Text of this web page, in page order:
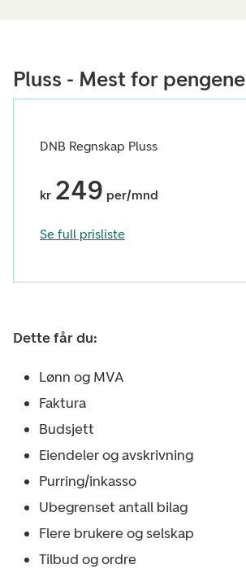
Pluss - Mest for pengene
DNB Regnskap Pluss
kr 249 per/mnd
Se full prisliste
Dette får du:
Lønn og MVA
Faktura
Budsjett
Eiendeler og avskrivning
Purring/inkasso
Ubegrenset antall bilag
Flere brukere og selskap
Tilbud og ordre